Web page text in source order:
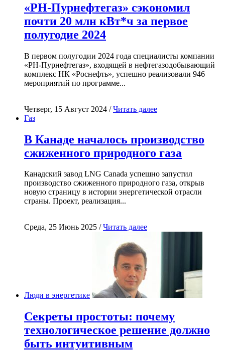
«РН-Пурнефтегаз» сэкономил
почти 20 млн кВт*ч за первое
полугодие 2024
В первом полугодии 2024 года специалисты компании
«РН-Пурнефтегаз», входящей в нефтегазодобывающий
комплекс НК «Роснефть», успешно реализовали 946
мероприятий по программе...
Четверг, 15 Август 2024 /Читать далее
Газ
В Канаде началось производство
сжиженного природного газа
Канадский завод LNG Canada успешно запустил
производство сжиженного природного газа, открыв
новую страницу в истории энергетической отрасли
страны. Проект, реализация...
Среда, 25 Июнь 2025 /Читать далее
Люди в энергетике
Секреты простоты: почему
технологическое решение должно
быть интуитивным